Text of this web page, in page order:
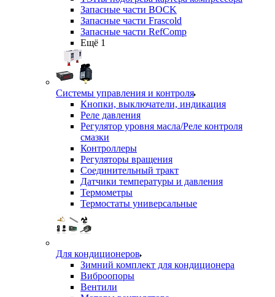
Запасные части BOCK
Запасные части Frascold
Запасные части RefComp
Ещё 1
Системы управления и контроля
Кнопки, выключатели, индикация
Реле давления
Регулятор уровня масла/Реле контроля
смазки
Контроллеры
Регуляторы вращения
Соединительный тракт
Датчики температуры и давления
Термометры
Термостаты универсальные
Для кондиционеров
Зимний комплект для кондиционера
Виброопоры
Вентили